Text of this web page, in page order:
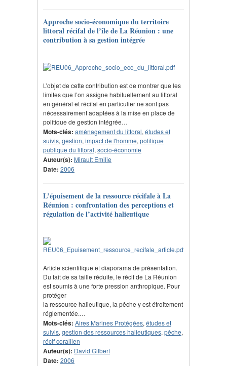
Approche socio-économique du territoire
littoral récifal de l’île de La Réunion : une
contribution à sa gestion intégrée
L’objet de cette contribution est de montrer que les
limites que l’on assigne habituellement au littoral
en général et récifal en particulier ne sont pas
nécessairement adaptées à la mise en place de
politique de gestion intégrée…
Mots-clés: aménagement du littoral, études et
suivis, gestion, impact de l'homme, politique
publique du littoral, socio-économie
Auteur(s): Mirault Emilie
Date: 2006
L’épuisement de la ressource récifale à La
Réunion : confrontation des perceptions et
régulation de l’activité halieutique
Article scientifique et diaporama de présentation.
Du fait de sa taille réduite, le récif de La Réunion
est soumis à une forte pression anthropique. Pour
protéger
la ressource halieutique, la pêche y est étroitement
réglementée.…
Mots-clés: Aires Marines Protégées, études et
suivis, gestion des ressources halieutiques, pêche,
récif corallien
Auteur(s): David Gilbert
Date: 2006